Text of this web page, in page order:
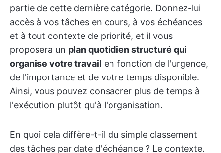
partie de cette dernière catégorie. Donnez-lui
accès à vos tâches en cours, à vos échéances
et à tout contexte de priorité, et il vous
proposera un plan quotidien structuré qui
organise votre travail en fonction de l'urgence,
de l'importance et de votre temps disponible.
Ainsi, vous pouvez consacrer plus de temps à
l'exécution plutôt qu'à l'organisation.
En quoi cela diffère-t-il du simple classement
des tâches par date d'échéance ? Le contexte.